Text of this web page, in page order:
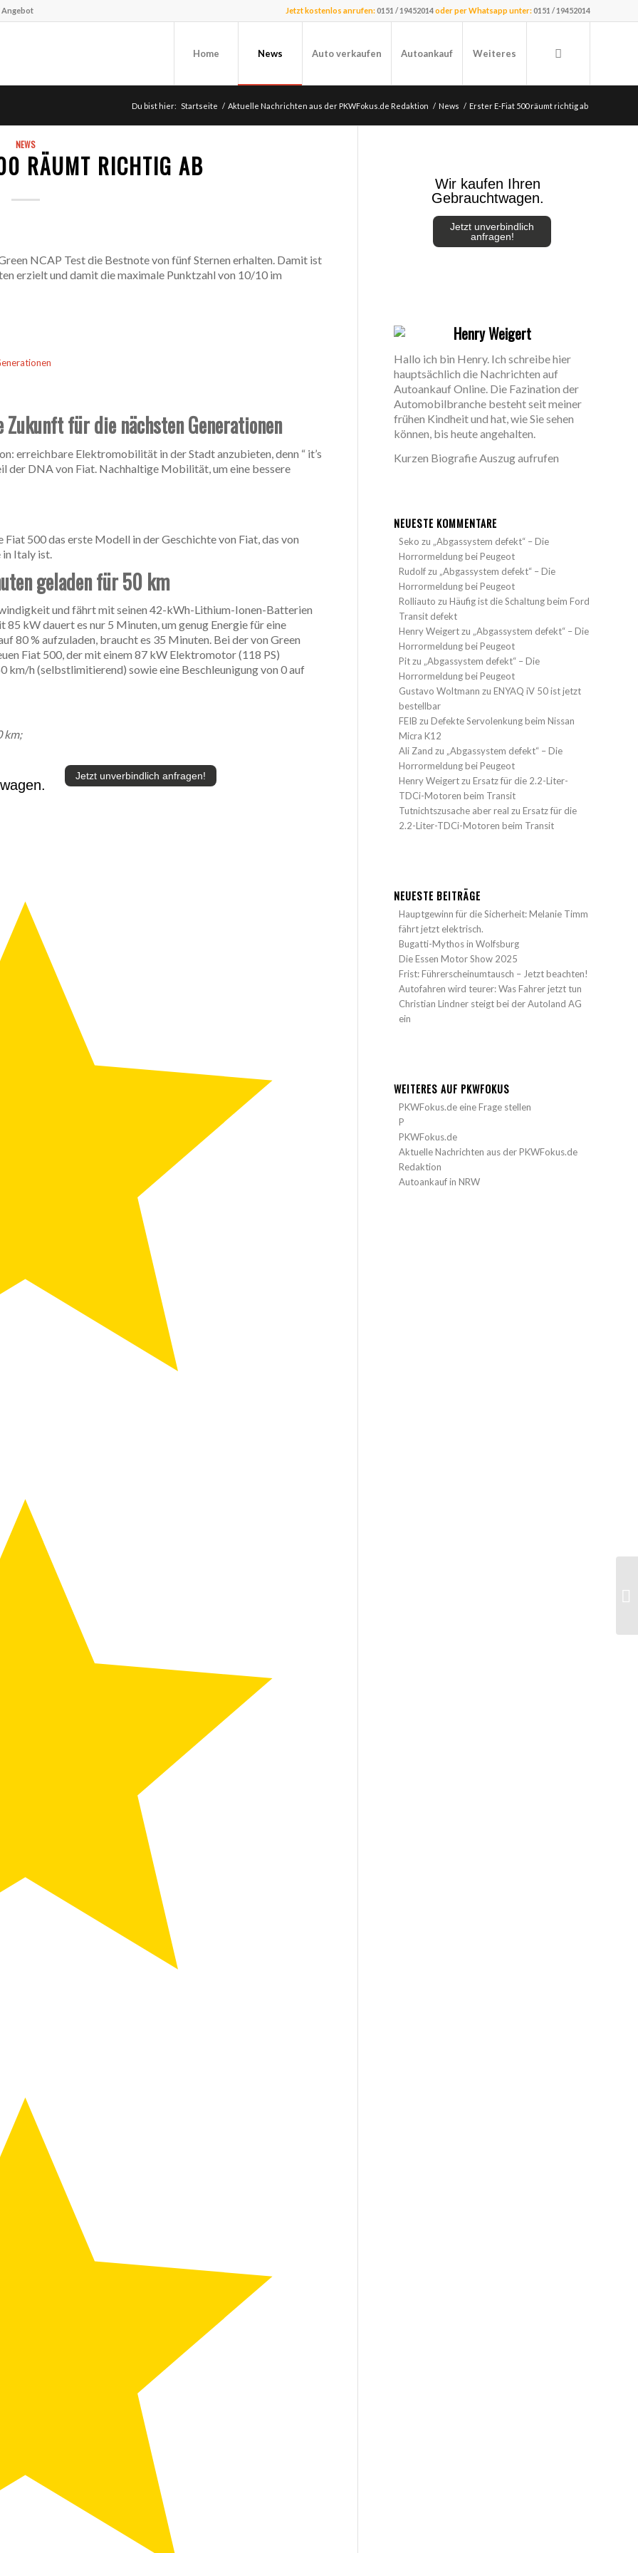
Jetzt kostenlos anrufen:0151 / 19452014oder per Whatsapp unter:0151 / 19452014
Home News Auto verkaufen Autoankauf Weiteres
Du bist hier: Startseite / Aktuelle Nachrichten aus der PKWFokus.de Redaktion / News / Erster E-Fiat 500 räumt richtig ab
NEWS
RÄUMT RICHTIG AB
NCAP Test die Bestnote von fünf Sternen erhalten. Damit ist
erzielt und damit die maximale Punktzahl von 10/10 im
für die nächsten Generationen
erreichbare Elektromobilität in der Stadt anzubieten, denn “ it’s
der DNA von Fiat. Nachhaltige Mobilität, um eine bessere
500 das erste Modell in der Geschichte von Fiat, das von
Italy ist.
geladen für 50 km
und fährt mit seinen 42-kWh-Lithium-Ionen-Batterien
kW dauert es nur 5 Minuten, um genug Energie für eine
80 % aufzuladen, braucht es 35 Minuten. Bei der von Green
Fiat 500, der mit einem 87 kW Elektromotor (118 PS)
h (selbstlimitierend) sowie eine Beschleunigung von 0 auf
km;
Jetzt unverbindlich anfragen!
Wir kaufen Ihren
Gebrauchtwagen.
Jetzt unverbindlich
anfragen!
Henry Weigert
Hallo ich bin Henry. Ich schreibe hier
hauptsächlich die Nachrichten auf
Autoankauf Online. Die Fazination der
Automobilbranche besteht seit meiner
frühen Kindheit und hat, wie Sie sehen
können, bis heute angehalten.
Kurzen Biografie Auszug aufrufen
NEUESTE KOMMENTARE
Seko zu „Abgassystem defekt“ – Die
Horrormeldung bei Peugeot
Rudolfzu „Abgassystem defekt“ – Die
Horrormeldung bei Peugeot
Rolliauto zuHäufig ist die Schaltung beim Ford
Transit defekt
Henry Weigertzu „Abgassystem defekt“ – Die
Horrormeldung bei Peugeot
Pitzu „Abgassystem defekt“ – Die
Horrormeldung bei Peugeot
Gustavo Woltmann zuENYAQ iV 50 ist jetzt
bestellbar
FEIB zuDefekte Servolenkung beim Nissan
Micra K12
Ali Zand zu „Abgassystem defekt“ – Die
Horrormeldung bei Peugeot
Henry WeigertzuErsatz für die 2.2-Liter-
TDCi-Motoren beim Transit
Tutnichtszusache aber real zuErsatz für die
2.2-Liter-TDCi-Motoren beim Transit
NEUESTE BEITRÄGE
Hauptgewinn für die Sicherheit: Melanie Timm
fährt jetzt elektrisch.
Bugatti-Mythos in Wolfsburg
Die Essen Motor Show 2025
Frist: Führerscheinumtausch – Jetzt beachten!
Autofahren wird teurer: Was Fahrer jetzt tun
Christian Lindner steigt bei der Autoland AG
ein
WEITERES AUF PKWFOKUS
PKWFokus.de eine Frage stellen
P
PKWFokus.de
Aktuelle Nachrichten aus der PKWFokus.de
Redaktion
Autoankauf in NRW